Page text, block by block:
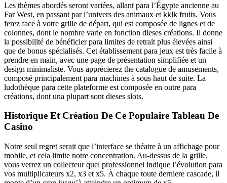
Les thèmes abordés seront variées, allant para l’Égypte ancienne au
Far West, en passant par l’univers des animaux et kklk fruits. Vous
ferez face à votre grille de départ, qui est composée de lignes et de
colonnes, dont le nombre varie en fonction dieses créations. Il donne
la possibilité de bénéficier para limites de retrait plus élevées ainsi
que de bonus spécialisés. Cet établissement para jeux est très facile à
prendre en main, avec une page de présentation simplifiée et un
design minimaliste. Vous apprécierez the catalogue de amusements,
composé principalement para machines à sous haut de suite. La
ludothèque para cette plateforme est composée en outre para
créations, dont una plupart sont dieses slots.
Historique Et Création De Ce Populaire Tableau De
Casino
Notre seul regret serait que l’interface se théatre à un affichage pour
mobile, et cela limite notre concentration. Au-dessus de la grille,
vous verrez un collecteur quel professionnel indique l’évolution para
vos multiplicateurs x2, x3 et x5. À chaque toute derniere cascade, il